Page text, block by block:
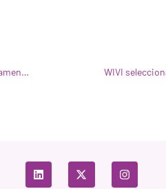
Eva García Ramos, de WIVI, oradora invitada en el Parlamento Europeo WIVI